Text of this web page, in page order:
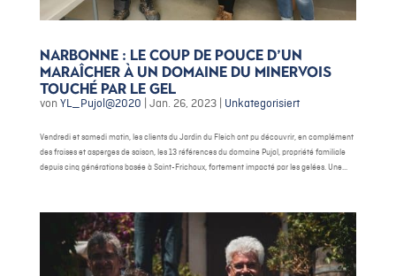
Narbonne : le coup de pouce d’un
maraîcher à un domaine du Minervois
touché par le gel
vonYL_Pujol@2020 Jan. 26, 2023| Unkategorisiert
Vendredi et samedi matin, les clients du Jardin du Fleich ont pu découvrir, en complément
des fraises et asperges de saison, les 13 références du domaine Pujol, propriété familiale
depuis cinq générations basée à Saint-Frichoux, fortement impacté par les gelées. Une...